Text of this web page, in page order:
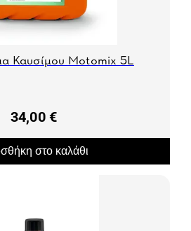
Καυσίμου Motomix 5L
34,00 €
στο καλάθι